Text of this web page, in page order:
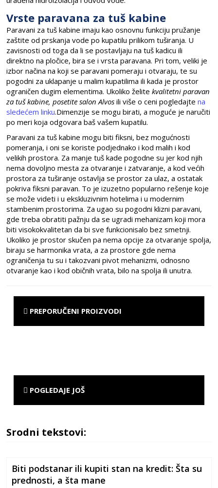
Vrste paravana za tuš kabine
Paravani za tuš kabine imaju kao osnovnu funkciju pružanje
zaštite od prskanja vode po kupatilu prilikom tuširanja. U
zavisnosti od toga da li se postavljaju na tuš kadicu ili
direktno na pločice, bira se i vrsta paravana. Pri tom, veliki je
izbor načina na koji se paravani pomeraju i otvaraju, te su
pogodni za uklapanje u malim kupatilima ili kada je prostor
ograničen dugim elementima. Ukoliko želitekvalitetni paravan
za tuš kabine, posetite salon Alvos ili više o ceni pogledajtena
sledećem linku.Dimenzije se mogu birati, a moguće je naručiti
po meri koja odgovara baš vašem kupatilu.
Paravani za tuš kabine mogu biti fiksni, bez mogućnosti
pomeranja, i oni se koriste podjednako i kod malih i kod
velikih prostora. Za manje tuš kade pogodne su jer kod njih
nema dovoljno mesta za otvaranje i zatvaranje, a kod većih
prostora za tuširanje ostavlja se prostor za ulaz, a ostatak
pokriva fiksni paravan. To je izuzetno popularno rešenje koje
se može videti i u ekskluzivnim hotelima i u modernim
stambenim prostorima. Za ugao su pogodni klizni paravani,
gde treba obratiti pažnju da se ugradi mehanizam koji mora
biti visokokvalitetan da bi sve funkcionisalo bez smetnji.
Ukoliko je prostor skučen pa nema opcije za otvaranje spolja,
biraju se harmonika vrata, a za prostore gde nema
ograničenja tu su i takozvani pivot mehanizmi, odnosno
otvaranje kao i kod običnih vrata, bilo na spolja ili unutra.
PREPORUČENI PROIZVODI
POGLEDAJE JOŠ
Srodni tekstovi:
Biti podstanar ili kupiti stan na kredit: Šta su
prednosti, a šta mane